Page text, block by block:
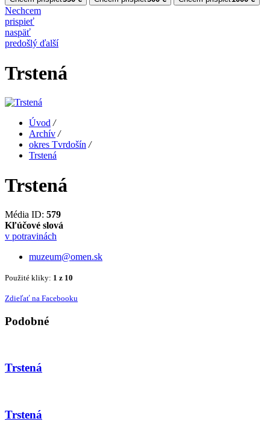
Nechcem
prispieť
naspäť
predošlý ďalší
Trstená
Úvod /
Archív /
okres Tvrdošín /
Trstená
Trstená
Média ID: 579
Kľúčové slová
v potravinách
muzeum@omen.sk
Použité kliky: 1 z 10
Zdieľať na Facebooku
Podobné
Trstená
Trstená